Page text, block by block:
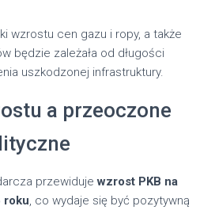
wzrostu cen gazu i ropy, a także
będzie zależała od długości
uszkodzonej infrastruktury.
a przeoczone
przewidujewzrost PKB na
roku, co wydaje się być pozytywną